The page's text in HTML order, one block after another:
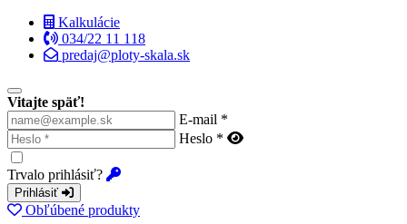
Kalkulácie
034/22 11 118
predaj@ploty-skala.sk
Vitajte späť!
E-mail *
Heslo *
Trvalo prihlásiť?
Prihlásiť
Obľúbené produkty